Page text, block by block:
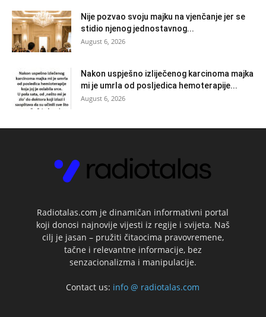
Nije pozvao svoju majku na vjenčanje jer se
stidio njenog jednostavnog...
August 6, 2026
Nakon uspješno izliječenog karcinoma majka
mi je umrla od posljedica hemoterapije...
August 6, 2026
Radiotalas.com je dinamičan informativni portal
koji donosi najnovije vijesti iz regije i svijeta. Naš
cilj je jasan – pružiti čitaocima pravovremene,
tačne i relevantne informacije, bez
senzacionalizma i manipulacije.
Contact us: info @ radiotalas.com